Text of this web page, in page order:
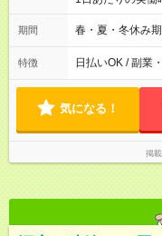
週2日～・1日2h
のみ勤務可能です
す。 必ず、2名
す。
期間 春・夏・冬休み
特徴 日払いOK / 副業
気になる！
掲